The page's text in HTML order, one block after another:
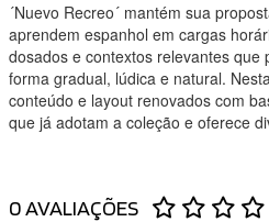
´Nuevo Recreo´ mantém sua
aprendem espanhol em cargas
dosados e contextos relevantes
forma gradual, lúdica e natural.
conteúdo e layout renovados com
que já adotam a coleção e oferece
0 AVALIAÇÕES